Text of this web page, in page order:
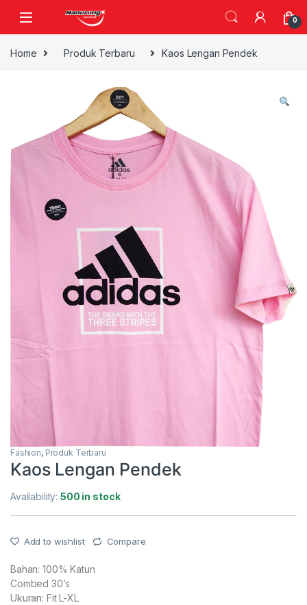
0
Home Produk Terbaru Kaos Lengan Pendek
Fashion, Produk Terbaru
Kaos Lengan Pendek
Availability:500 in stock
Add to wishlist Compare
Bahan: 100% Katun
Combed 30’s
Ukuran: Fit L-XL